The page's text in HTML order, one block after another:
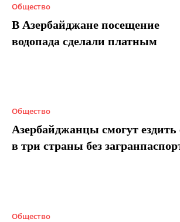
Общество
В Азербайджане посещение
водопада сделали платным
Общество
Азербайджанцы смогут
в три страны без
Общество